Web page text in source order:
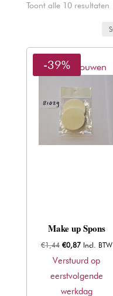
Toont alle 10 resultaten
Van Bezouwen
-39%
Make up Spons
€1,44 Oorspronkelijke
prijs
was:
€1,44.
€0,87Huidige
prijs
is:
€0,87.
Incl. BTW
Verstuurd op
eerstvolgende
werkdag